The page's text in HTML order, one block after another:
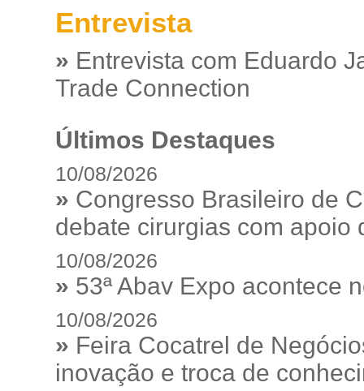
Entrevista
» Entrevista com Eduardo
Trade Connection
Últimos Destaques
10/08/2026
» Congresso Brasileiro de
debate cirurgias com apoio
10/08/2026
» 53ª Abav Expo acontece
10/08/2026
» Feira Cocatrel de
inovação e troca de